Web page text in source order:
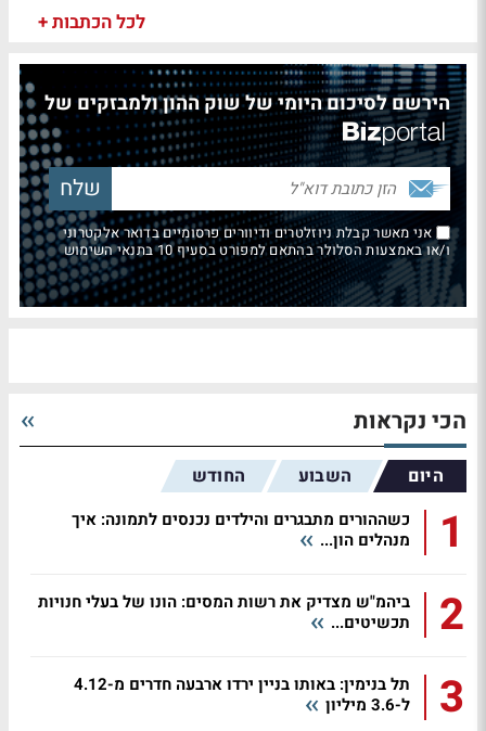
לכל הכתבות +
הירשם לסיכום היומי של שוק ההון ולמבזקים של
אני מאשר קבלת ניוזלטרים ודיוורים פרסומיים בדואר אלקטרוני
ו/או באמצעות הסלולר בהתאם למפורט בסעיף 10 בתנאי השימוש
הכי נקראות
היום השבוע החודש
1
כשההורים מתבגרים והילדים נכנסים לתמונה: איך
מנהלים הון...
2
ביהמ"ש מצדיק את רשות המסים: הונו של בעלי חנויות
תכשיטים...
3
תל בנימין: באותו בניין ירדו ארבעה חדרים מ-4.12
ל-3.6 מיליון